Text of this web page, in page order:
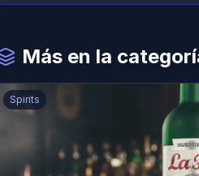
Más en la
Spirits